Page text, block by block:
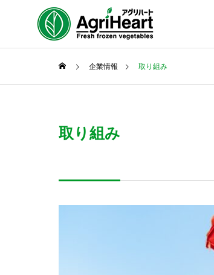
企業情報 取り組み
取り組み